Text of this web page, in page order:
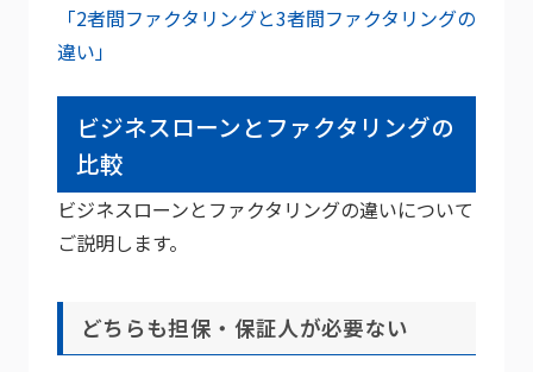
「2者間ファクタリングと3者間ファクタリングの
違い」
ビジネスローンとファクタリングの
比較
ビジネスローンとファクタリングの違いについて
ご説明します。
どちらも担保・保証人が必要ない